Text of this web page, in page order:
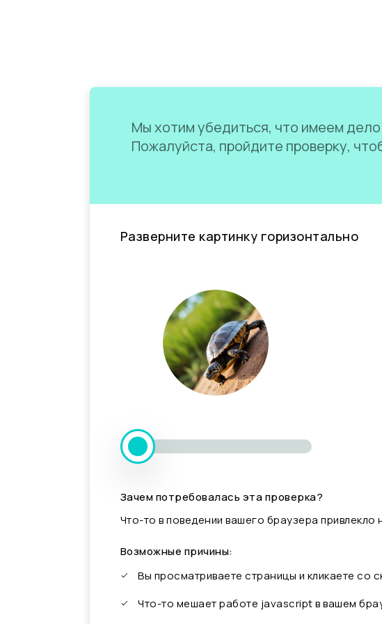
Мы хотим убедиться, что имеем
Пожалуйста, пройдите проверку,
Разверните картинку горизонтально
Зачем потребовалась эта проверка?
Что-то в поведении вашего браузера привлекло
Возможные причины:
Вы просматриваете страницы и кликаете
Что-то мешает работе javascript в вашем